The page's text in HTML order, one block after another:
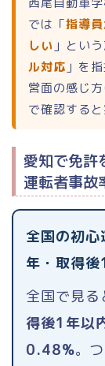
では「指導
しい 」とい
ル対応 」を
営面の感じ
で確認する
愛知で免許
運転者事故
全国の初心
年・取得後
全国で見
得後1年以
0.48%。